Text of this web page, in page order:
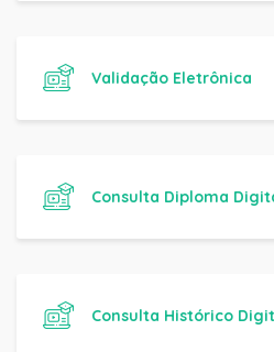
Validação Eletrônica
Consulta Diploma
Consulta Histórico